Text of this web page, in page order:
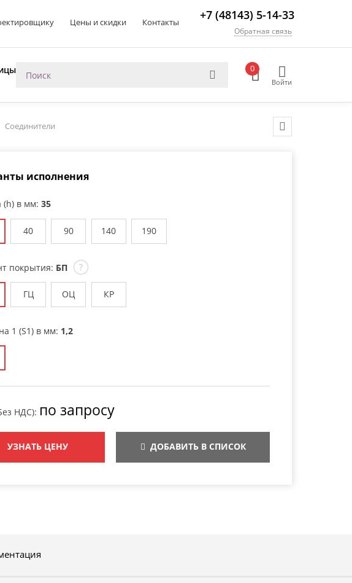
Цены и скидки Контакты
+7 (48143) 5-14-33
Обратная связь
0
Войти
Соединители
исполнения
(h) в мм: 35
40 90 140 190
покрытия: БП ?
ГЦ ОЦ КР
1 (S1) в мм: 1,2
НДС): по запросу
УЗНАТЬ ЦЕНУ ДОБАВИТЬ В СПИСОК